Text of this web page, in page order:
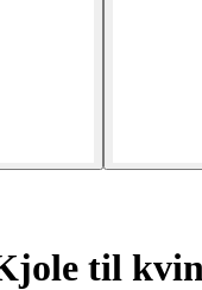
til